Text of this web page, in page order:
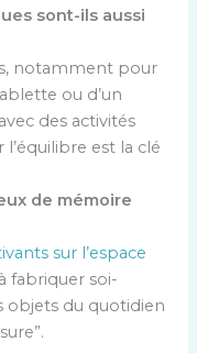
sont-ils aussi
notamment pour
ou d’un
des activités
est la clé
de mémoire
sur l’espace
fabriquer soi-
objets du quotidien